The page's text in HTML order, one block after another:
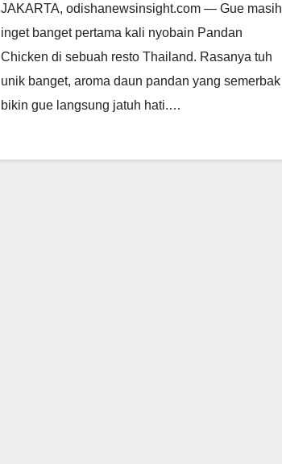
JAKARTA, odishanewsinsight.com — Gue masih
inget banget pertama kali nyobain Pandan
Chicken di sebuah resto Thailand. Rasanya tuh
unik banget, aroma daun pandan yang semerbak
bikin gue langsung jatuh hati.…